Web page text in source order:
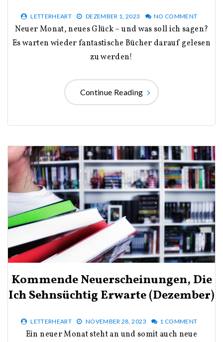
LETTERHEART DEZEMBER 1, 2023 NO COMMENT
Neuer Monat, neues Glück – und was soll ich sagen?
Es warten wieder fantastische Bücher darauf gelesen
zu werden!
Continue Reading
Kommende Neuerscheinungen, Die
Ich Sehnsüchtig Erwarte (Dezember)
LETTERHEART NOVEMBER 28, 2023 1 COMMENT
Ein neuer Monat steht an und somit auch neue